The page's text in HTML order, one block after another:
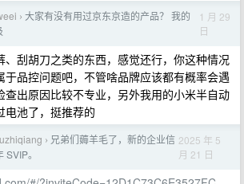
› 大家有没有用过京东京造的产品？ 我的
1 月 29
日
、刮胡刀之类的东西，感觉还行，你这种情况
于品控问题吧，不管啥品牌应该都有概率会遇
查出原因比较不专业，另外我用的小米半自动
电池了，挺推荐的
› 兄弟们薅羊毛了，新的企业信
。
2025 年 5
月 21 日